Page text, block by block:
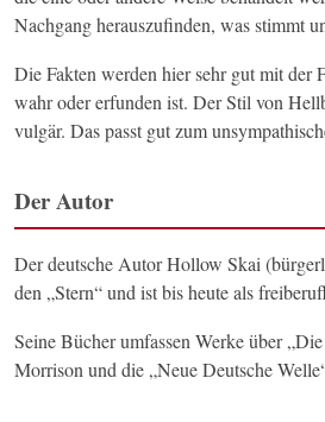
Nachgang herauszufinden, was stimmt
Die Fakten werden hier sehr gut mit der
wahr oder erfunden ist. Der Stil von
vulgär. Das passt gut zum
Der Autor
Der deutsche Autor Hollow Skai
den „Stern“ und ist bis heute als
Seine Bücher umfassen Werke über
Morrison und die „Neue Deutsche